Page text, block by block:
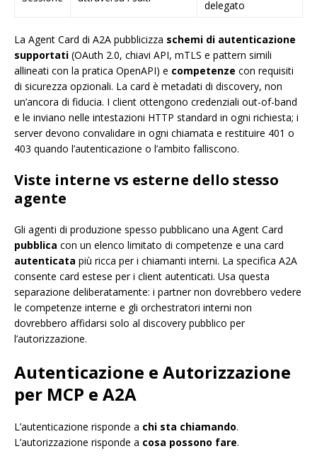
delegato
La Agent Card di A2A pubblicizza schemi di autenticazione
supportati (OAuth 2.0, chiavi API, mTLS e pattern simili
allineati con la pratica OpenAPI) e competenze con requisiti
di sicurezza opzionali. La card è metadati di discovery, non
un’ancora di fiducia. I client ottengono credenziali out-of-band
e le inviano nelle intestazioni HTTP standard in ogni richiesta; i
server devono convalidare in ogni chiamata e restituire 401 o
403 quando l’autenticazione o l’ambito falliscono.
Viste interne vs esterne dello stesso
agente
Gli agenti di produzione spesso pubblicano una Agent Card
pubblica con un elenco limitato di competenze e una card
autenticata più ricca per i chiamanti interni. La specifica A2A
consente card estese per i client autenticati. Usa questa
separazione deliberatamente: i partner non dovrebbero vedere
le competenze interne e gli orchestratori interni non
dovrebbero affidarsi solo al discovery pubblico per
l’autorizzazione.
Autenticazione e Autorizzazione
per MCP e A2A
L’autenticazione risponde a chi sta chiamando.
L’autorizzazione risponde a cosa possono fare.